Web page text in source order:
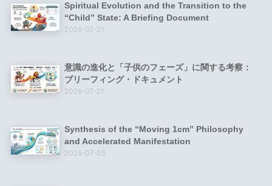
Spiritual Evolution and the Transition to the
“Child” State: A Briefing Document
2026-07-21
意識の進化と「子供のフェーズ」に関する考察：
ブリーフィング・ドキュメント
2026-07-21
Synthesis of the “Moving 1cm” Philosophy
and Accelerated Manifestation
2026-07-05